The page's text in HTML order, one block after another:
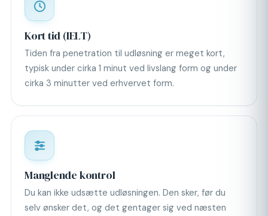
Kort tid (IELT)
Tiden fra penetration til udløsning er meget kort,
typisk under cirka 1 minut ved livslang form og under
cirka 3 minutter ved erhvervet form.
Manglende kontrol
Du kan ikke udsætte udløsningen. Den sker, før du
selv ønsker det, og det gentager sig ved næsten